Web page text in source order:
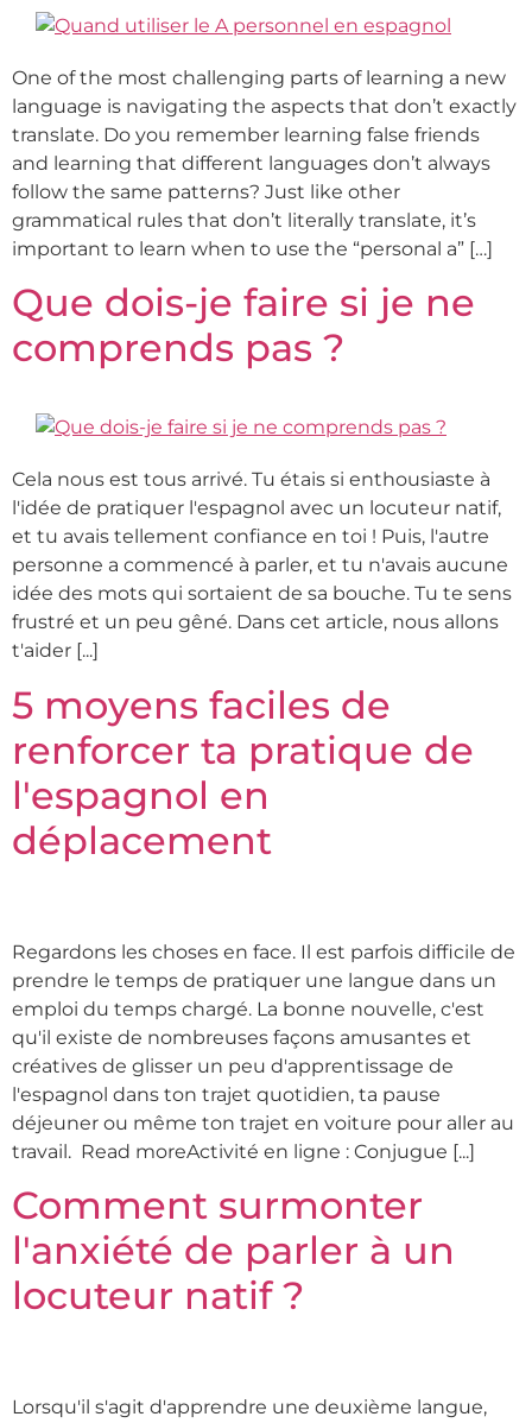
One of the most challenging parts of learning a new
language is navigating the aspects that don’t exactly
translate. Do you remember learning false friends
and learning that different languages don’t always
follow the same patterns? Just like other
grammatical rules that don’t literally translate, it’s
important to learn when to use the “personal a” […]
Que dois-je faire si je ne
comprends pas ?
Cela nous est tous arrivé. Tu étais si enthousiaste à
l'idée de pratiquer l'espagnol avec un locuteur natif,
et tu avais tellement confiance en toi ! Puis, l'autre
personne a commencé à parler, et tu n'avais aucune
idée des mots qui sortaient de sa bouche. Tu te sens
frustré et un peu gêné. Dans cet article, nous allons
t'aider [...]
5 moyens faciles de
renforcer ta pratique de
l'espagnol en
déplacement
Regardons les choses en face. Il est parfois difficile de
prendre le temps de pratiquer une langue dans un
emploi du temps chargé. La bonne nouvelle, c'est
qu'il existe de nombreuses façons amusantes et
créatives de glisser un peu d'apprentissage de
l'espagnol dans ton trajet quotidien, ta pause
déjeuner ou même ton trajet en voiture pour aller au
travail. Read moreActivité en ligne : Conjugue [...]
Comment surmonter
l'anxiété de parler à un
locuteur natif ?
Lorsqu'il s'agit d'apprendre une deuxième langue,